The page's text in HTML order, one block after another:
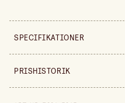
SPECIFIKATIONER
Produktvariant
PRISHISTORIK